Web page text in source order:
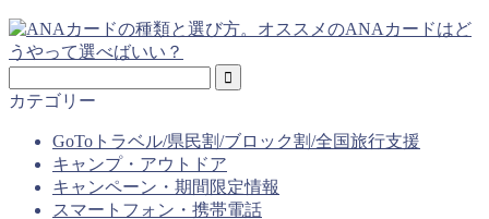
カテゴリー
GoToトラベル/県民割/ブロック割/全国旅行支援
キャンプ・アウトドア
キャンペーン・期間限定情報
スマートフォン・携帯電話